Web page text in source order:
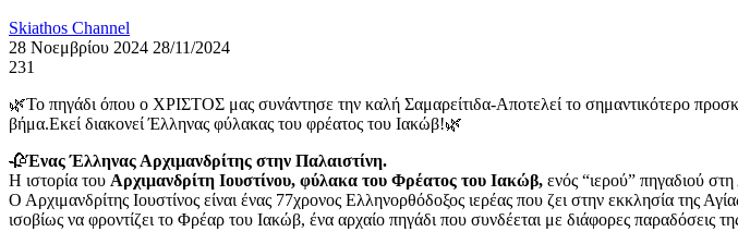
Skiathos Channel
28 Νοεμβρίου 2024 28/11/2024
231
🌿Το πηγάδι όπου ο ΧΡΙΣΤΟΣ μας συνάντησε την καλή Σαμαρείτιδα-Αποτελεί το σημαντικότερο
βήμα.Εκεί διακονεί Έλληνας φύλακας του φρέατος του Ιακώβ!🌿
🥀Ένας Έλληνας Αρχιμανδρίτης στην Παλαιστίνη.
Η ιστορία του Αρχιμανδρίτη Ιουστίνου, φύλακα του Φρέατος του Ιακώβ, ενός “ιερού” πηγαδιού
Ο Αρχιμανδρίτης Ιουστίνος είναι ένας 77χρονος Ελληνορθόδοξος ιερέας που ζει στην εκκλησία της
ισοβίως να φροντίζει το Φρέαρ του Ιακώβ, ένα αρχαίο πηγάδι που συνδέεται με διάφορες παραδόσεις